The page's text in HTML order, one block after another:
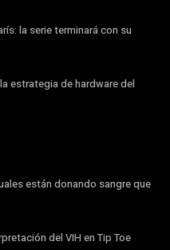
la serie terminará con su
estrategia de hardware del
están donando sangre que
del VIH en Tip Toe